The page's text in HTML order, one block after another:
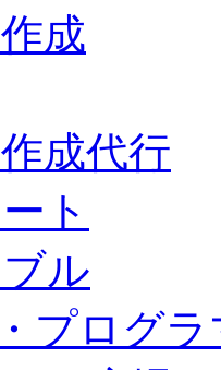
成
成代行
ト
ル
プログラ